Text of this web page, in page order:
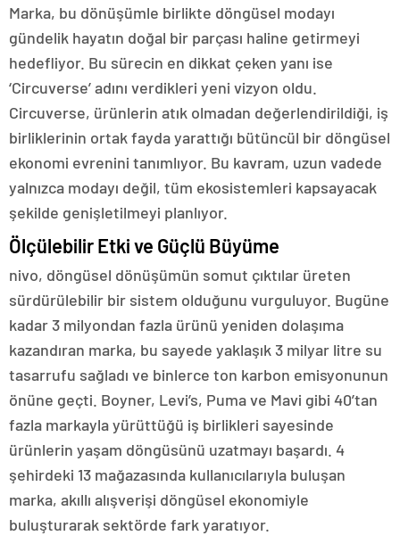
Marka, bu dönüşümle birlikte döngüsel modayı
gündelik hayatın doğal bir parçası haline getirmeyi
hedefliyor. Bu sürecin en dikkat çeken yanı ise
‘Circuverse’ adını verdikleri yeni vizyon oldu.
Circuverse, ürünlerin atık olmadan değerlendirildiği, iş
birliklerinin ortak fayda yarattığı bütüncül bir döngüsel
ekonomi evrenini tanımlıyor. Bu kavram, uzun vadede
yalnızca modayı değil, tüm ekosistemleri kapsayacak
şekilde genişletilmeyi planlıyor.
Ölçülebilir Etki ve Güçlü Büyüme
nivo, döngüsel dönüşümün somut çıktılar üreten
sürdürülebilir bir sistem olduğunu vurguluyor. Bugüne
kadar 3 milyondan fazla ürünü yeniden dolaşıma
kazandıran marka, bu sayede yaklaşık 3 milyar litre su
tasarrufu sağladı ve binlerce ton karbon emisyonunun
önüne geçti. Boyner, Levi’s, Puma ve Mavi gibi 40’tan
fazla markayla yürüttüğü iş birlikleri sayesinde
ürünlerin yaşam döngüsünü uzatmayı başardı. 4
şehirdeki 13 mağazasında kullanıcılarıyla buluşan
marka, akıllı alışverişi döngüsel ekonomiyle
buluşturarak sektörde fark yaratıyor.